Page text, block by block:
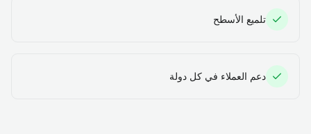
تلميع الأسطح
دعم العملاء في كل دولة